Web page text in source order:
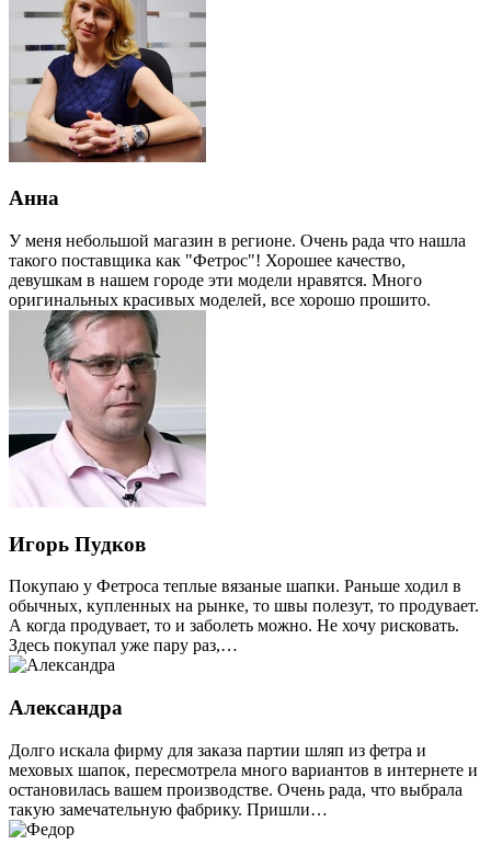
Анна
У меня небольшой магазин в регионе. Очень рада что нашла
такого поставщика как "Фетрос"! Хорошее качество,
девушкам в нашем городе эти модели нравятся. Много
оригинальных красивых моделей, все хорошо прошито.
Игорь Пудков
Покупаю у Фетроса теплые вязаные шапки. Раньше ходил в
обычных, купленных на рынке, то швы полезут, то продувает.
А когда продувает, то и заболеть можно. Не хочу рисковать.
Здесь покупал уже пару раз,…
Александра
Долго искала фирму для заказа партии шляп из фетра и
меховых шапок, пересмотрела много вариантов в интернете и
остановилась вашем производстве. Очень рада, что выбрала
такую замечательную фабрику. Пришли…